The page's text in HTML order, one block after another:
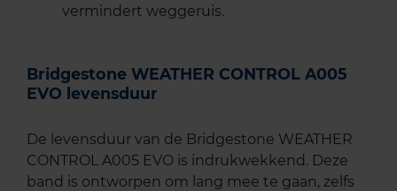
vermindert weggeruis.
Bridgestone WEATHER CONTROL A005
EVO levensduur
De levensduur van de Bridgestone WEATHER
CONTROL A005 EVO is indrukwekkend. Deze
band is ontworpen om lang mee te gaan, zelfs